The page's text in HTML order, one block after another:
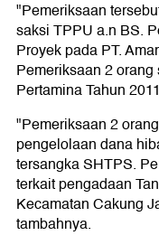
"Pemeriksaan
saksi TPPU a.n BS.
Proyek pada PT.
Pemeriksaan 2
Pertamina Tahun
"Pemeriksaan 2
pengelolaan dana
tersangka SHTPS.
terkait pengadaan
Kecamatan Cakung
tambahnya.